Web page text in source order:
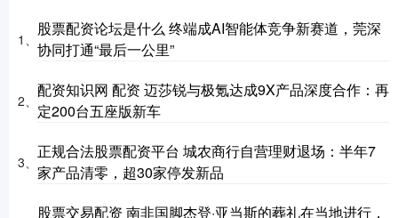
1、
股票配资论坛是什么 终端成AI智能体竞争新赛道，莞深
协同打通“最后一公里”
2、
配资知识网 配资 迈莎锐与极氪达成9X产品深度合作：再
定200台五座版新车
3、
正规合法股票配资平台 城农商行自营理财退场：半年7
家产品清零，超30家停发新品
股票交易配资 南非国脚杰登·亚当斯的葬礼在当地进行，